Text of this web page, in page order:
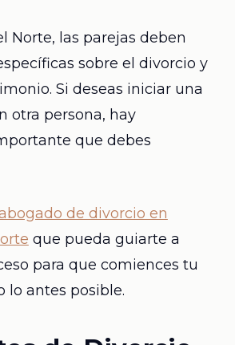
Norte, las parejas deben
sobre el divorcio y
Si deseas iniciar una
otra persona, hay
que debes
de divorcio en
que pueda guiarte a
para que comiences tu
lo antes posible.